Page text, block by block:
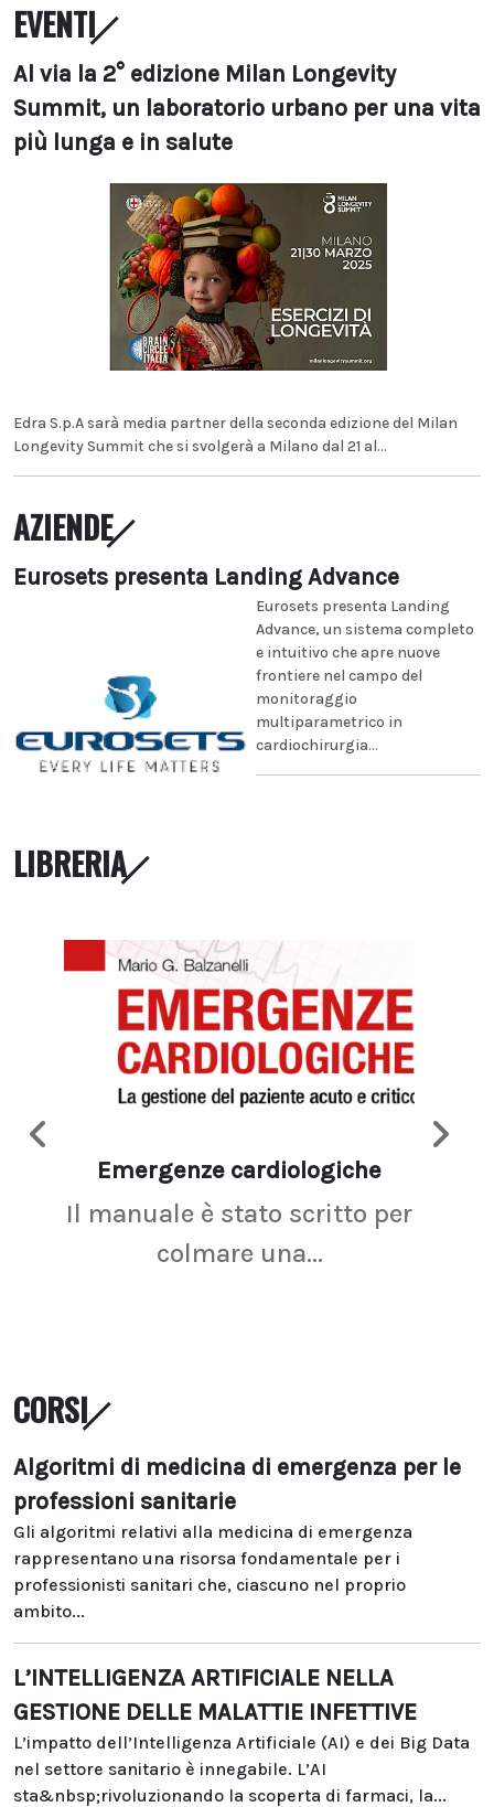
EVENTI
Al via la 2° edizione Milan Longevity
Summit, un laboratorio urbano per una vita
più lunga e in salute
Edra S.p.A sarà media partner della seconda edizione del Milan
Longevity Summit che si svolgerà a Milano dal 21 al...
AZIENDE
Eurosets presenta Landing Advance
Eurosets presenta Landing
Advance, un sistema completo
e intuitivo che apre nuove
frontiere nel campo del
monitoraggio
multiparametrico in
cardiochirurgia...
LIBRERIA
Emergenze cardiologiche
Il manuale è stato scritto per
colmare una...
CORSI
Algoritmi di medicina di emergenza per le
professioni sanitarie
Gli algoritmi relativi alla medicina di emergenza
rappresentano una risorsa fondamentale per i
professionisti sanitari che, ciascuno nel proprio
ambito...
L’INTELLIGENZA ARTIFICIALE NELLA
GESTIONE DELLE MALATTIE INFETTIVE
L’impatto dell’Intelligenza Artificiale (AI) e dei Big Data
nel settore sanitario è innegabile. L’AI
sta&nbsp;rivoluzionando la scoperta di farmaci, la...